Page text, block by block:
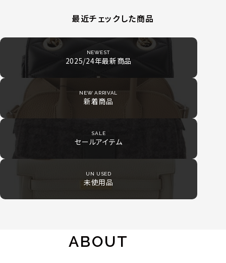
最近チェックした商品
NEWEST
2025/24年最新商品
NEW ARRIVAL
新着商品
SALE
セールアイテム
UN USED
未使用品
ABOUT